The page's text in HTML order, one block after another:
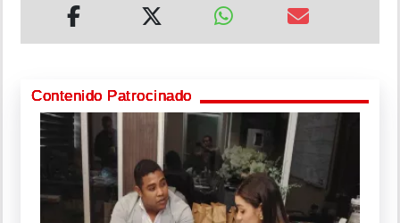
Contenido Patrocinado